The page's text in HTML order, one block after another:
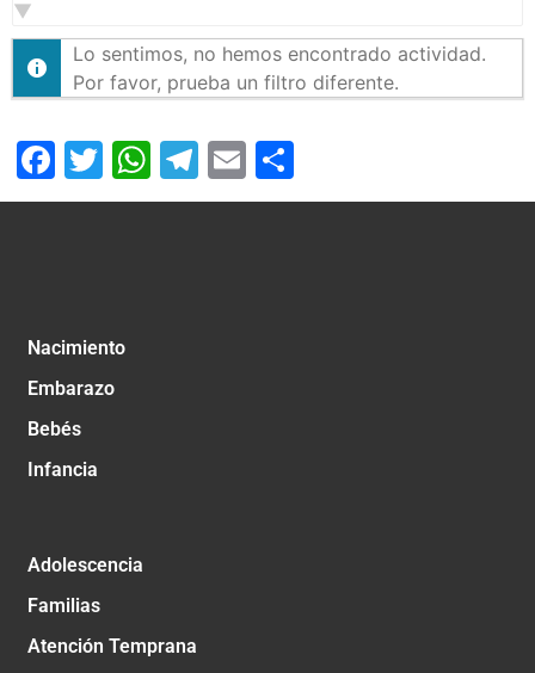
Lo sentimos, no hemos encontrado actividad.
Por favor, prueba un filtro diferente.
Facebook
Twitter
WhatsApp
Telegram
Email
Nacimiento
Embarazo
Bebés
Infancia
Adolescencia
Familias
Atención Temprana